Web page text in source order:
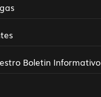
Boletin Informativo